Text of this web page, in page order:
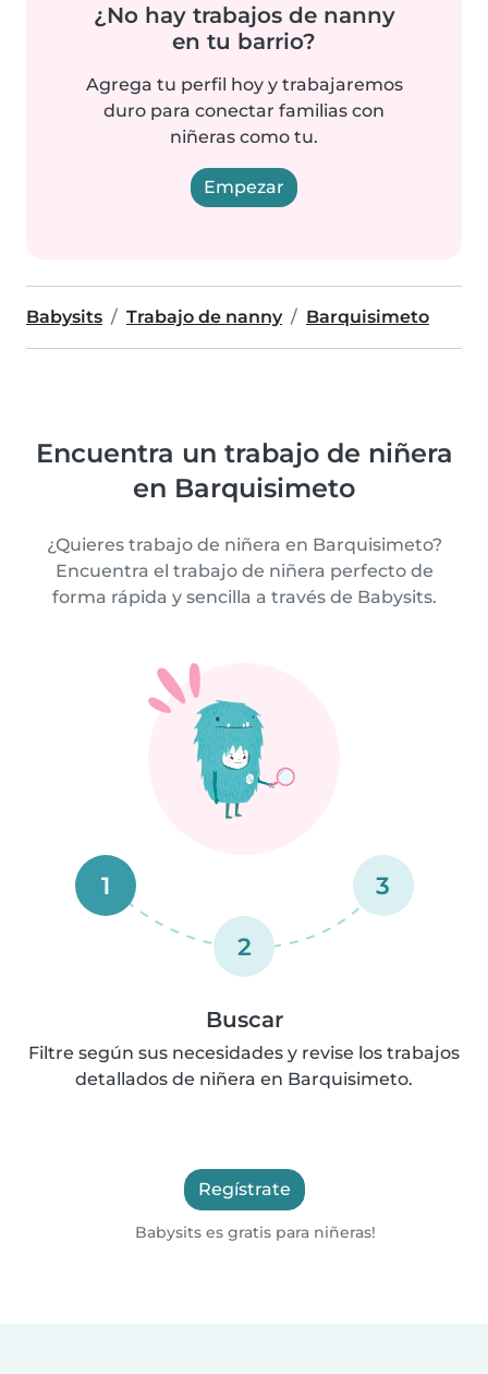
¿No hay trabajos de nanny
en tu barrio?
Agrega tu perfil hoy y trabajaremos
duro para conectar familias con
niñeras como tu.
Empezar
Babysits Trabajo de nanny Barquisimeto
Encuentra un trabajo de niñera
en Barquisimeto
¿Quieres trabajo de niñera en Barquisimeto?
Encuentra el trabajo de niñera perfecto de
forma rápida y sencilla a través de Babysits.
1
2
3
Buscar
Filtre según sus necesidades y revise los trabajos
detallados de niñera en Barquisimeto.
Regístrate
Babysits es gratis para niñeras!